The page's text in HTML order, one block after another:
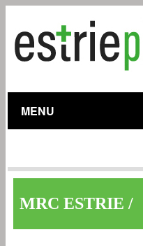
MENU
MRC ESTRIE /